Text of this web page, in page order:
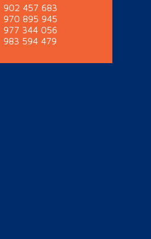
902 457 683
970 895 945
977 344 056
983 594 479